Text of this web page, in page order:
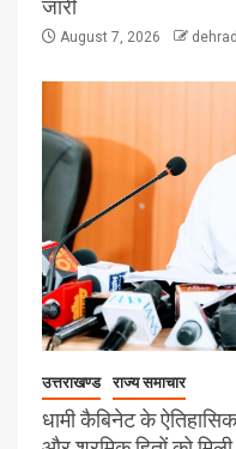
जारी
August 7, 2026
उत्तराखण्ड राज्य समाचार
धामी कैबिनेट के